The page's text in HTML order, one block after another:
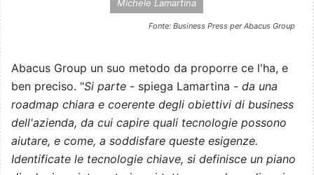
Michele Lamartina
Fonte: Business Press per Abacus Group
Abacus Group un suo metodo da proporre ce l'ha, e
ben preciso. "Si parte - spiega Lamartina - da una
roadmap chiara e coerente degli obiettivi di business
dell'azienda, da cui capire quali tecnologie possono
aiutare, e come, a soddisfare queste esigenze.
Identificate le tecnologie chiave, si definisce un piano